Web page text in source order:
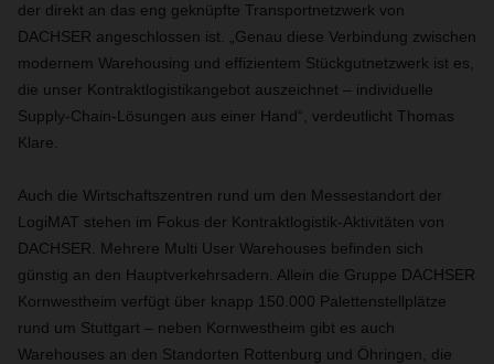
der direkt an das eng geknüpfte Transportnetzwerk von
DACHSER angeschlossen ist. „Genau diese Verbindung zwischen
modernem Warehousing und effizientem Stückgutnetzwerk ist es,
die unser Kontraktlogistikangebot auszeichnet – individuelle
Supply-Chain-Lösungen aus einer Hand“, verdeutlicht Thomas
Klare.
Auch die Wirtschaftszentren rund um den Messestandort der
LogiMAT stehen im Fokus der Kontraktlogistik-Aktivitäten von
DACHSER. Mehrere Multi User Warehouses befinden sich
günstig an den Hauptverkehrsadern. Allein die Gruppe DACHSER
Kornwestheim verfügt über knapp 150.000 Palettenstellplätze
rund um Stuttgart – neben Kornwestheim gibt es auch
Warehouses an den Standorten Rottenburg und Öhringen, die